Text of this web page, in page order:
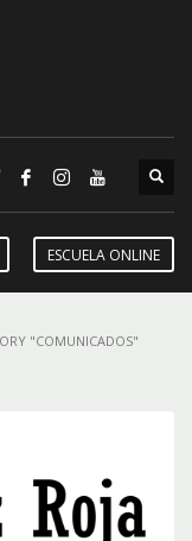
ESCUELA ONLINE
"COMUNICADOS"